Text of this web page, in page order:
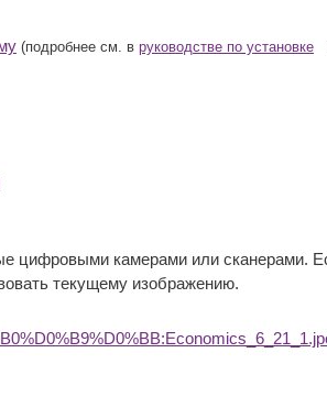
(подробнее см. в руководстве по установке
цифровыми камерами или сканерами.
текущему изображению.